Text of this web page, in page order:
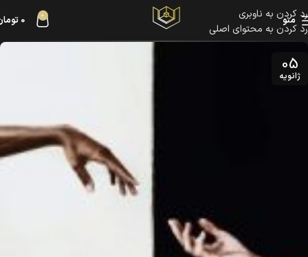
رد کردن به ناوبری
رد کردن به محتوای اصلی
منو 0
0
05
ژانویه